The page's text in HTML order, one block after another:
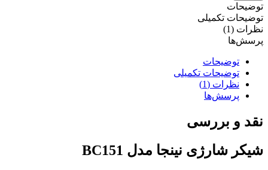
توضیحات
توضیحات تکمیلی
نظرات (1)
پرسش‌ها
توضیحات
توضیحات تکمیلی
نظرات (1)
پرسش‌ها
نقد و بررسی
شیکر شارژی نینجا مدل BC151